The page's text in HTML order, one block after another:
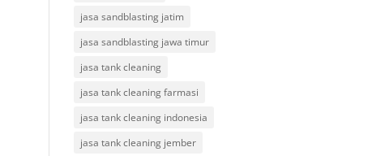
jasa sandblasting jatim
jasa sandblasting jawa timur
jasa tank cleaning
jasa tank cleaning farmasi
jasa tank cleaning indonesia
jasa tank cleaning jember